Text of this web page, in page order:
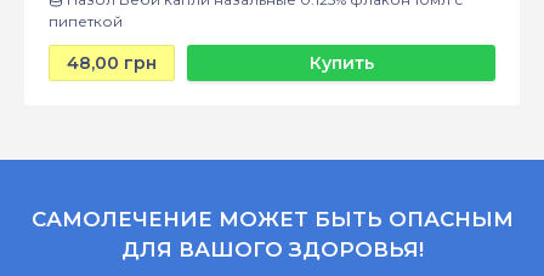
пипеткой
48,00 грн Купить
САМОЛЕЧЕНИЕ МОЖЕТ БЫТЬ ОПАСНЫМ
ДЛЯ ВАШОГО ЗДОРОВЬЯ!